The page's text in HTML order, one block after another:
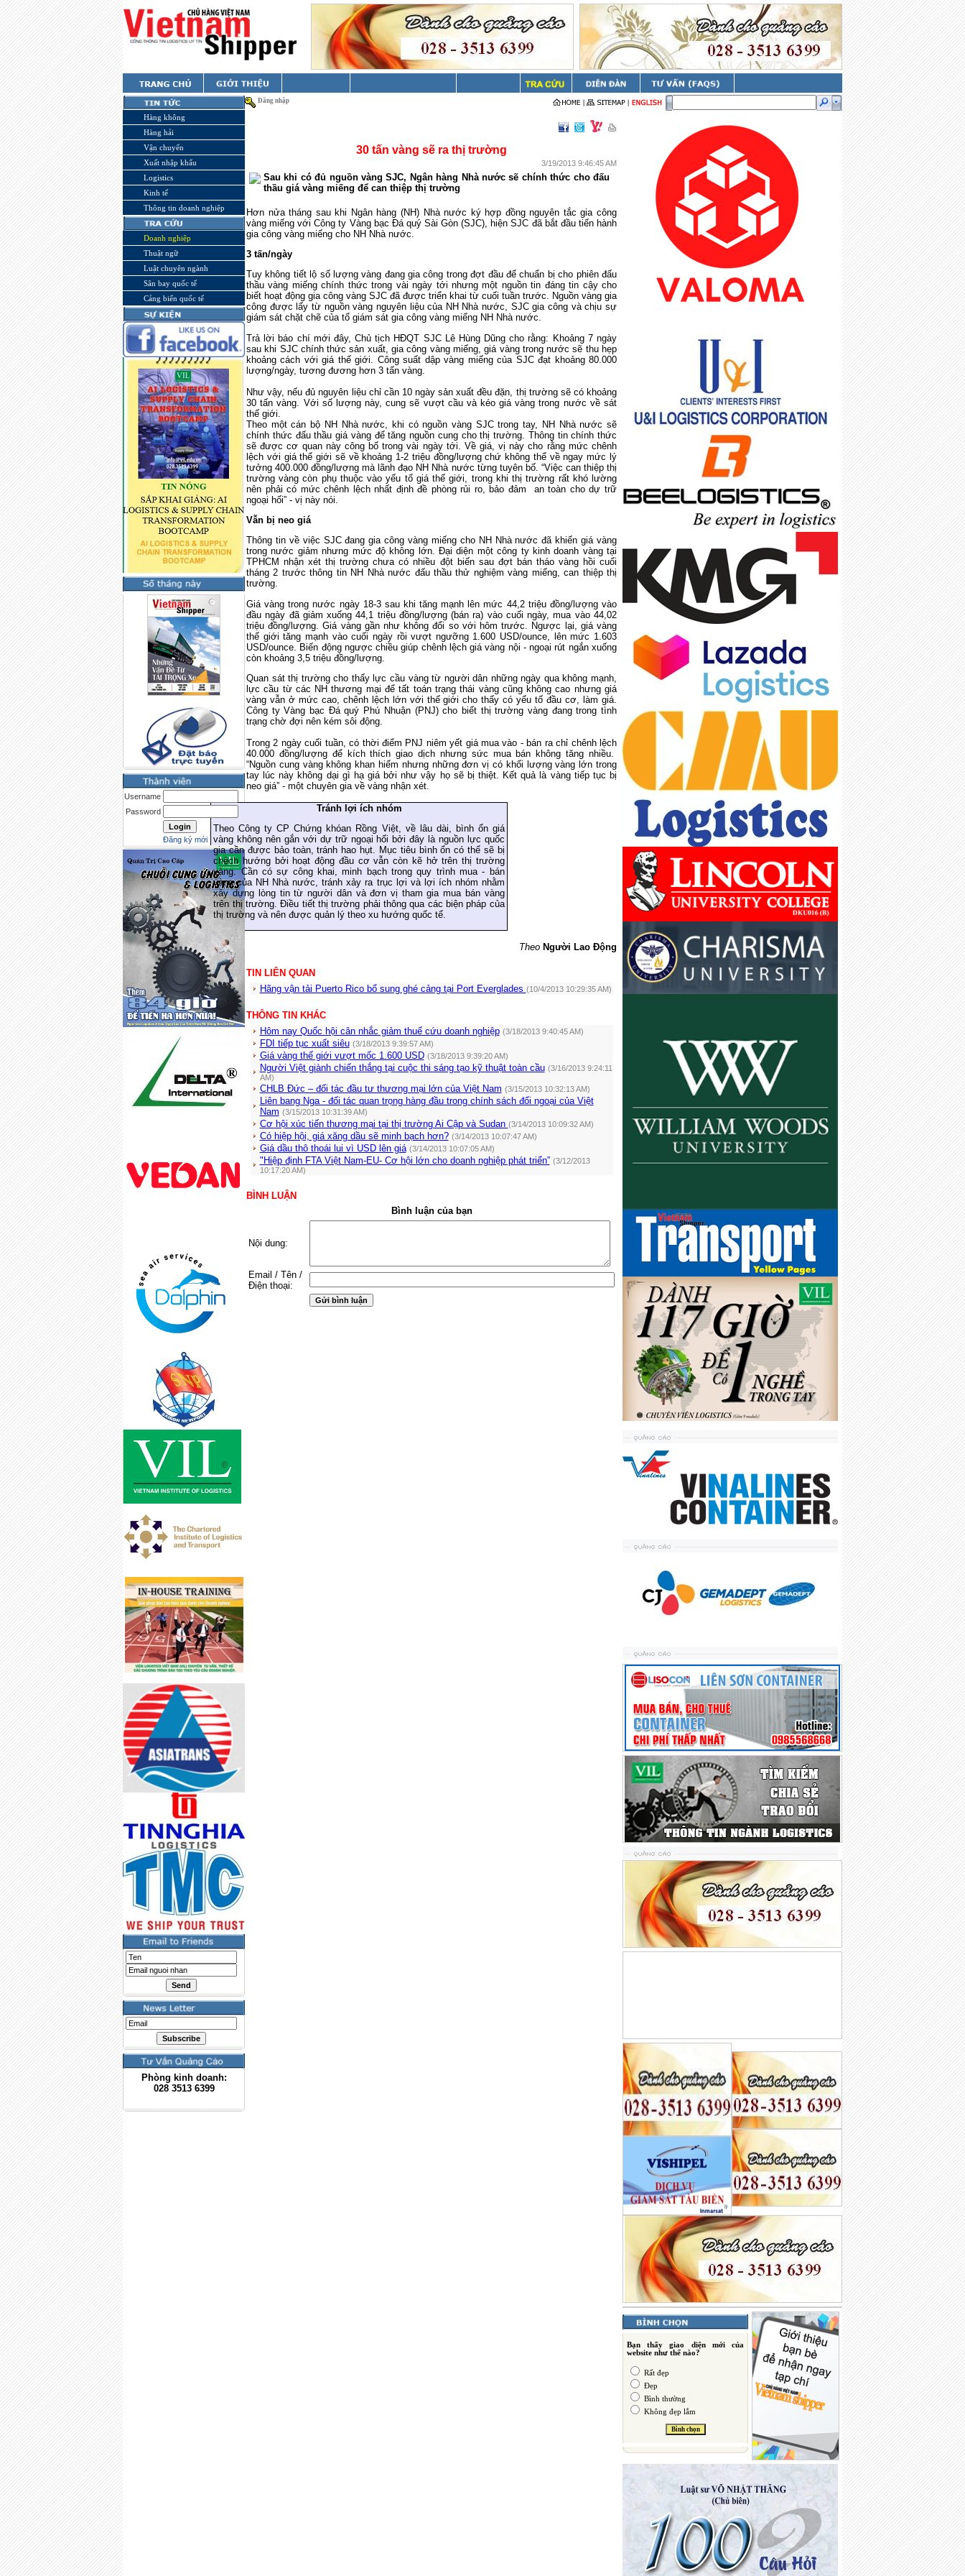
Hàng không
Hàng hải
Vận chuyển
Xuất nhập khẩu
Logistics
Kinh tế
Thông tin doanh nghiệp
Doanh nghiệp
Thuật ngữ
Luật chuyên ngành
Sân bay quốc tế
Cảng biển quốc tế
Username
Password
Đăng ký mới
Phòng kinh doanh:
028 3513 6399
Đăng nhập
30 tấn vàng sẽ ra thị trường
3/19/2013 9:46:45 AM
Sau khi có đủ nguồn vàng SJC, Ngân hàng Nhà nước sẽ chính thức cho đấu
thầu giá vàng miếng để can thiệp thị trường
Hơn nửa tháng sau khi Ngân hàng (NH) Nhà nước ký hợp đồng nguyên tắc gia công
vàng miếng với Công ty Vàng bạc Đá quý Sài Gòn (SJC), hiện SJC đã bắt đầu tiến hành
gia công vàng miếng cho NH Nhà nước.
3 tấn/ngày
Tuy không tiết lộ số lượng vàng đang gia công trong đợt đầu để chuẩn bị cho phiên đấu
thầu vàng miếng chính thức trong vài ngày tới nhưng một nguồn tin đáng tin cậy cho
biết hoạt động gia công vàng SJC đã được triển khai từ cuối tuần trước. Nguồn vàng gia
công được lấy từ nguồn vàng nguyên liệu của NH Nhà nước, SJC gia công và chịu sự
giám sát chặt chẽ của tổ giám sát gia công vàng miếng NH Nhà nước.
Trả lời báo chí mới đây, Chủ tịch HĐQT SJC Lê Hùng Dũng cho rằng: Khoảng 7 ngày
sau khi SJC chính thức sản xuất, gia công vàng miếng, giá vàng trong nước sẽ thu hẹp
khoảng cách với giá thế giới. Công suất dập vàng miếng của SJC đạt khoảng 80.000
lượng/ngày, tương đương hơn 3 tấn vàng.
Như vậy, nếu đủ nguyên liệu chỉ cần 10 ngày sản xuất đều đặn, thị trường sẽ có khoảng
30 tấn vàng. Với số lượng này, cung sẽ vượt cầu và kéo giá vàng trong nước về sát
thế giới.
Theo một cán bộ NH Nhà nước, khi có nguồn vàng SJC trong tay, NH Nhà nước sẽ
chính thức đấu thầu giá vàng để tăng nguồn cung cho thị trường. Thông tin chính thức
sẽ được cơ quan này công bố trong vài ngày tới. Về giá, vị này cho rằng mức chênh
lệch với giá thế giới sẽ về khoảng 1-2 triệu đồng/lượng chứ không thể về ngay mức lý
tưởng 400.000 đồng/lượng mà lãnh đạo NH Nhà nước từng tuyên bố. “Việc can thiệp thị
trường vàng còn phụ thuộc vào yếu tố giá thế giới, trong khi thị trường rất khó lường
nên phải có mức chênh lệch nhất định đề phòng rủi ro, bảo đảm
an toàn cho dự trữ
ngoại hối” - vị này nói.
Vẫn bị neo giá
Thông tin về việc SJC đang gia công vàng miếng cho NH Nhà nước đã khiến giá vàng
trong nước giảm nhưng mức độ không lớn. Đại diện một công ty kinh doanh vàng tại
TPHCM nhận xét thị trường chưa có nhiều đột biến sau đợt bán tháo vàng hồi cuối
tháng 2 trước thông tin NH Nhà nước đấu thầu thử nghiệm vàng miếng, can thiệp thị
trường.
Giá vàng trong nước ngày 18-3 sau khi tăng mạnh lên mức 44,2 triệu đồng/lượng vào
đầu ngày đã giảm xuống 44,1 triệu đồng/lượng (bán ra) vào cuối ngày, mua vào 44,02
triệu đồng/lượng. Giá vàng gần như không đổi so với hôm trước. Ngược lại, giá vàng
thế giới tăng mạnh vào cuối ngày rồi vượt ngưỡng 1.600 USD/ounce, lên mức 1.603
USD/ounce. Biến động ngược chiều giúp chênh lệch giá vàng nội - ngoại rút ngắn xuống
còn khoảng 3,5 triệu đồng/lượng.
Quan sát thị trường cho thấy lực cầu vàng từ người dân những ngày qua không mạnh,
lực cầu từ các NH thương mại để tất toán trạng thái vàng cũng không cao nhưng giá
vàng vẫn ở mức cao, chênh lệch lớn với thế giới cho thấy có yếu tố đầu cơ, làm giá.
Công ty Vàng bạc Đá quý Phú Nhuận (PNJ) cho biết thị trường vàng đang trong tình
trạng chờ đợi nên kém sôi động.
Trong 2 ngày cuối tuần, có thời điểm PNJ niêm yết giá mua vào - bán ra chỉ chênh lệch
40.000 đồng/lượng để kích thích giao dịch nhưng sức mua bán không tăng nhiều.
“Nguồn cung vàng không khan hiếm nhưng những đơn vị có khối lượng vàng lớn trong
tay lúc này không dại gì hạ giá bởi như vậy họ sẽ bị thiệt. Kết quả là vàng tiếp tục bị
neo giá” - một chuyên gia về vàng nhận xét.
Tránh lợi ích nhóm
Theo Công ty CP Chứng khóan Rồng Việt, về lâu dài, bình ổn giá
vàng không nên gắn với dự trữ ngoại hối bởi đây là nguồn lực quốc
gia cần được bảo toàn, tránh hao hụt. Mục tiêu bình ổn có thể sẽ bị
chệch hướng bởi hoạt động đầu cơ vẫn còn kẽ hở trên thị trường
vàng. Cần có sự công khai, minh bạch trong quy trình mua - bán
vàng của NH Nhà nước, tránh xảy ra trục lợi và lợi ích nhóm nhằm
xây dựng lòng tin từ người dân và đơn vị tham gia mua bán vàng
trên thị trường. Điều tiết thị trường phải thông qua các biện pháp của
thị trường và nên được quản lý theo xu hướng quốc tế.
Theo Người Lao Động
TIN LIÊN QUAN
Hãng vận tải Puerto Rico bổ sung ghé cảng tại Port Everglades (10/4/2013 10:29:35 AM)
THÔNG TIN KHÁC
Hôm nay Quốc hội cân nhắc giảm thuế cứu doanh nghiệp (3/18/2013 9:40:45 AM)
FDI tiếp tục xuất siêu (3/18/2013 9:39:57 AM)
Giá vàng thế giới vượt mốc 1.600 USD (3/18/2013 9:39:20 AM)
Người Việt giành chiến thắng tại cuộc thi sáng tạo kỹ thuật toàn cầu (3/16/2013 9:24:11
AM)
CHLB Đức – đối tác đầu tư thương mại lớn của Việt Nam (3/15/2013 10:32:13 AM)
Liên bang Nga - đối tác quan trọng hàng đầu trong chính sách đối ngoại của Việt
Nam (3/15/2013 10:31:39 AM)
Cơ hội xúc tiến thương mại tại thị trường Ai Cập và Sudan (3/14/2013 10:09:32 AM)
Có hiệp hội, giá xăng dầu sẽ minh bạch hơn? (3/14/2013 10:07:47 AM)
Giá dầu thô thoái lui vì USD lên giá (3/14/2013 10:07:05 AM)
"Hiệp định FTA Việt Nam-EU- Cơ hội lớn cho doanh nghiệp phát triển” (3/12/2013
10:17:20 AM)
BÌNH LUẬN
Bình luận của bạn
Nội dung:
Email / Tên /
Điện thoại:
Bạn thấy giao diện mới của
website như thế nào?
Rất đẹp
Đẹp
Bình thường
Không đẹp lắm